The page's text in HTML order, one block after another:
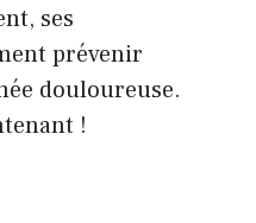
ses
prévenir
douloureuse.
!